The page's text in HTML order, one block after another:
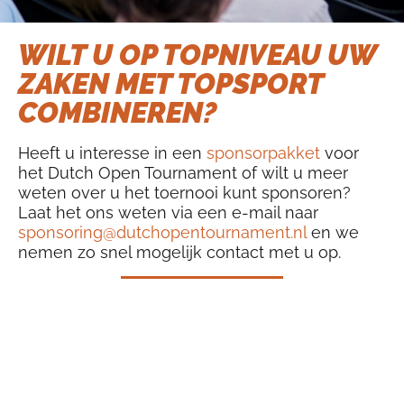
WILT U OP TOPNIVEAU UW
ZAKEN MET TOPSPORT
COMBINEREN?
Heeft u interesse in een sponsorpakket voor
het Dutch Open Tournament of wilt u meer
weten over u het toernooi kunt sponsoren?
Laat het ons weten via een e-mail naar
sponsoring@dutchopentournament.nlen we
nemen zo snel mogelijk contact met u op.